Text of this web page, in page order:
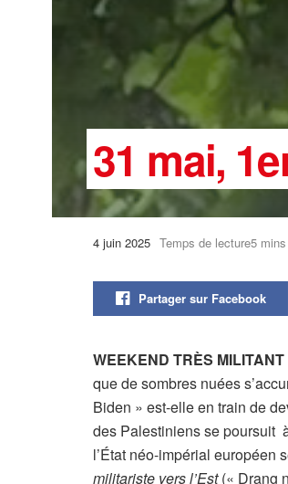
31 mai,
4 juin 2025 Temps de lecture5
Partager sur Facebook
WEEKEND TRÈS
que de sombres nuées
Biden » est-elle en train de
des Palestiniens se poursuit
l’État néo-impérial européen
militariste vers l’Est(« Drang